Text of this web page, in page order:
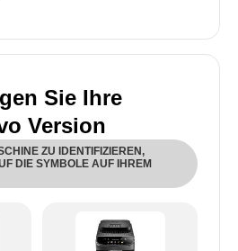
Sie Ihre
Version
ZU IDENTIFIZIEREN,
DIE SYMBOLE AUF IHREM